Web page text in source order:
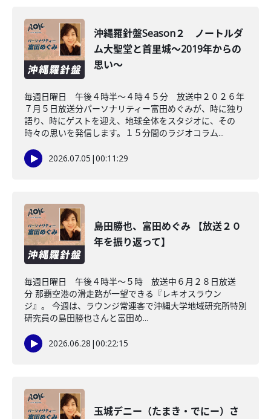
沖縄羅針盤Season２ ノートルダ
ム大聖堂と首里城～2019年からの
思い～
毎週日曜日 午後４時半～４時４５分 放送中２０２６年
７月５日放送分パーソナリティー富田めぐみが、時に独り
語り、時にゲストを迎え、地球全体をスタジオに、その
時々の思いを発信します。１５分間のラジオコラム...
2026.07.05 |00:11:29
島田勝也、富田めぐみ 【放送２０
年を振り返って】
毎週日曜日 午後４時半～５時 放送中６月２８日放送
分 那覇空港の滑走路が一望できる『レキオスラウン
ジ』。 今週は、ラウンジ常連客で沖縄大学地域研究所特別
研究員の島田勝也さんと富田め...
2026.06.28 |00:22:15
玉城デニー（たまき・でにー）さ